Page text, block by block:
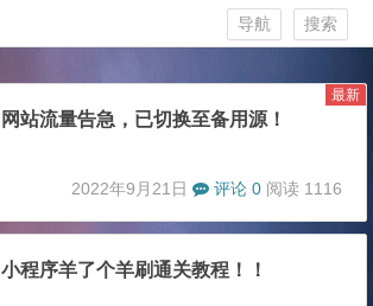
搜索
导航
网站流量告急，已切换至备用源！
最新
2022年9月21日 评论 0 阅读 1116
小程序羊了个羊刷通关教程！！